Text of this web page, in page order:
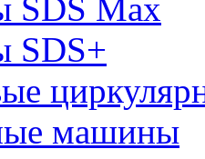
SDS Max
SDS+
машины